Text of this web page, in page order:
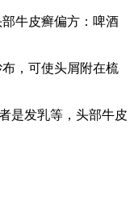
牛皮癣偏方：啤酒
，可使头屑附在梳
是发乳等，头部牛皮